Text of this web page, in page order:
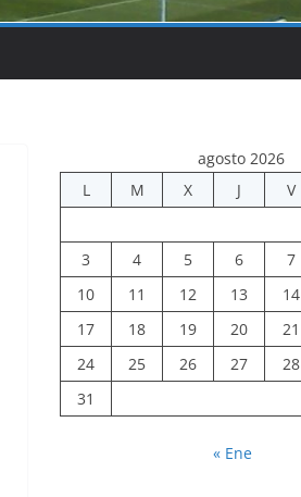
agosto 2026
L
M X J V
3
4 5 6 7
10
11 12 13 14
17
18 19 20 21
24
25 26 27 28
31
« Ene